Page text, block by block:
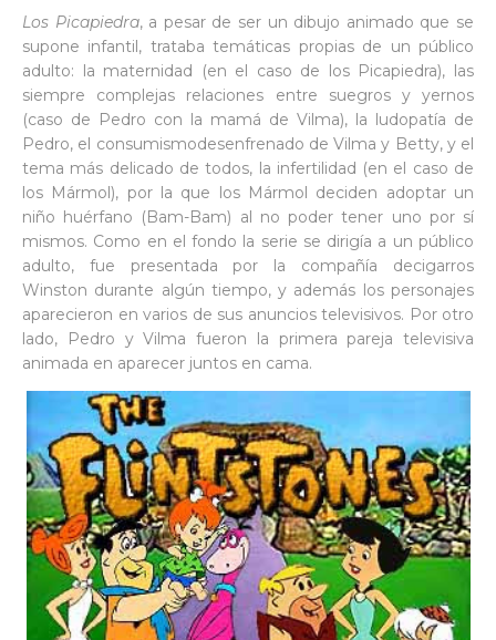
Los Picapiedra, a pesar de ser un dibujo animado que se
supone infantil, trataba temáticas propias de un público
adulto: la maternidad (en el caso de los Picapiedra), las
siempre complejas relaciones entre suegros y yernos
(caso de Pedro con la mamá de Vilma), la ludopatía de
Pedro, el consumismodesenfrenado de Vilma y Betty, y el
tema más delicado de todos, la infertilidad (en el caso de
los Mármol), por la que los Mármol deciden adoptar un
niño huérfano (Bam-Bam) al no poder tener uno por sí
mismos. Como en el fondo la serie se dirigía a un público
adulto, fue presentada por la compañía decigarros
Winston durante algún tiempo, y además los personajes
aparecieron en varios de sus anuncios televisivos. Por otro
lado, Pedro y Vilma fueron la primera pareja televisiva
animada en aparecer juntos en cama.